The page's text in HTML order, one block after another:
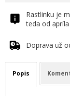
Rastlinku je
teda od
Doprava už
Popis